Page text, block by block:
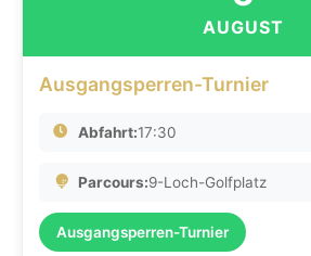
AUGUST
Ausgangsperren-Turnier
Abfahrt:17:30
Parcours:9-Loch-Golfplatz
Ausgangsperren-Turnier